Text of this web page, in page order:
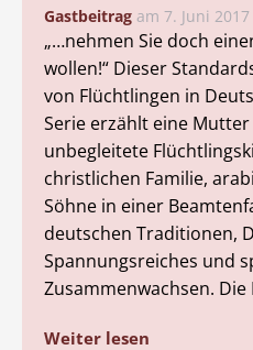
Gastbeitrag am 7. Juni
„…nehmen Sie doch
wollen!“ Dieser
von Flüchtlingen in
Serie erzählt eine
unbegleitete
christlichen Familie,
Söhne in einer
deutschen Traditionen,
Spannungsreiches und
Zusammenwachsen.
Weiter lesen